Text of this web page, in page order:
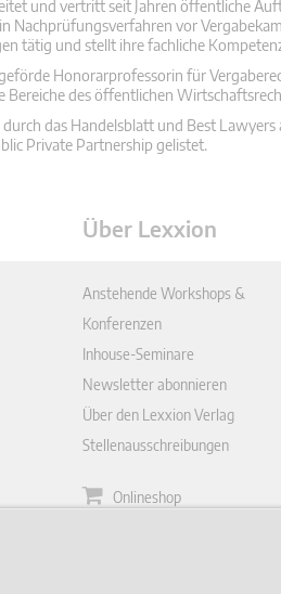
und vertritt seit Jahren öffentliche
Nachprüfungsverfahren vor
tätig und stellt ihre fachliche
Honorarprofessorin für
Bereiche des öffentlichen
das Handelsblatt und Best
Private Partnership gelistet.
Über Lexxion
Anstehende Workshops &
Konferenzen
Inhouse-Seminare
Newsletter abonnieren
Über den Lexxion Verlag
Stellenausschreibungen
Onlineshop